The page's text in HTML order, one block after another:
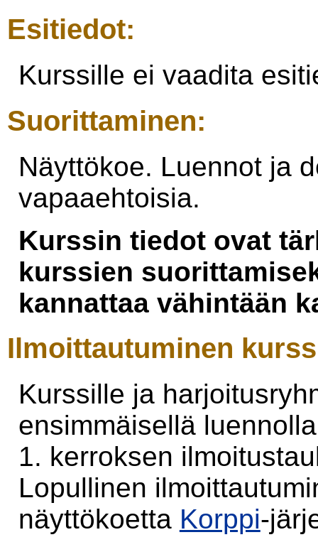
Esitiedot:
Kurssille ei vaadita
Suorittaminen:
Näyttökoe. Luennot ja
vapaaehtoisia.
Kurssin tiedot ovat
kurssien
kannattaa vähintään
Ilmoittautuminen
Kurssille ja
ensimmäisellä
1. kerroksen
Lopullinen
näyttökoetta Korppi-